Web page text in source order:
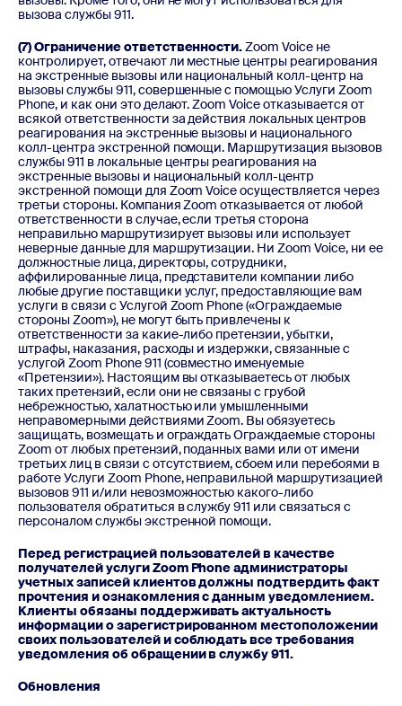
вызова службы 911.
(7) Ограничение ответственности.Zoom Voice не
контролирует, отвечают ли местные центры реагирования
на экстренные вызовы или национальный колл-центр на
вызовы службы 911, совершенные с помощью Услуги Zoom
Phone, и как они это делают. Zoom Voice отказывается от
всякой ответственности за действия локальных центров
реагирования на экстренные вызовы и национального
колл-центра экстренной помощи. Маршрутизация вызовов
службы 911 в локальные центры реагирования на
экстренные вызовы и национальный колл-центр
экстренной помощи для Zoom Voice осуществляется через
третьи стороны. Компания Zoom отказывается от любой
ответственности в случае, если третья сторона
неправильно маршрутизирует вызовы или использует
неверные данные для маршрутизации. Ни Zoom Voice, ни ее
должностные лица, директоры, сотрудники,
аффилированные лица, представители компании либо
любые другие поставщики услуг, предоставляющие вам
услуги в связи с Услугой Zoom Phone («Ограждаемые
стороны Zoom»), не могут быть привлечены к
ответственности за какие-либо претензии, убытки,
штрафы, наказания, расходы и издержки, связанные с
услугой Zoom Phone 911 (совместно именуемые
«Претензии»). Настоящим вы отказываетесь от любых
таких претензий, если они не связаны с грубой
небрежностью, халатностью или умышленными
неправомерными действиями Zoom. Вы обязуетесь
защищать, возмещать и ограждать Ограждаемые стороны
Zoom от любых претензий, поданных вами или от имени
третьих лиц в связи с отсутствием, сбоем или перебоями в
работе Услуги Zoom Phone, неправильной маршрутизацией
вызовов 911 и/или невозможностью какого-либо
пользователя обратиться в службу 911 или связаться с
персоналом службы экстренной помощи.
Перед регистрацией пользователей в качестве
получателей услуги Zoom Phone администраторы
учетных записей клиентов должны подтвердить факт
прочтения и ознакомления с данным уведомлением.
Клиенты обязаны поддерживать актуальность
информации о зарегистрированном местоположении
своих пользователей и соблюдать все требования
уведомления об обращении в службу 911.
Обновления